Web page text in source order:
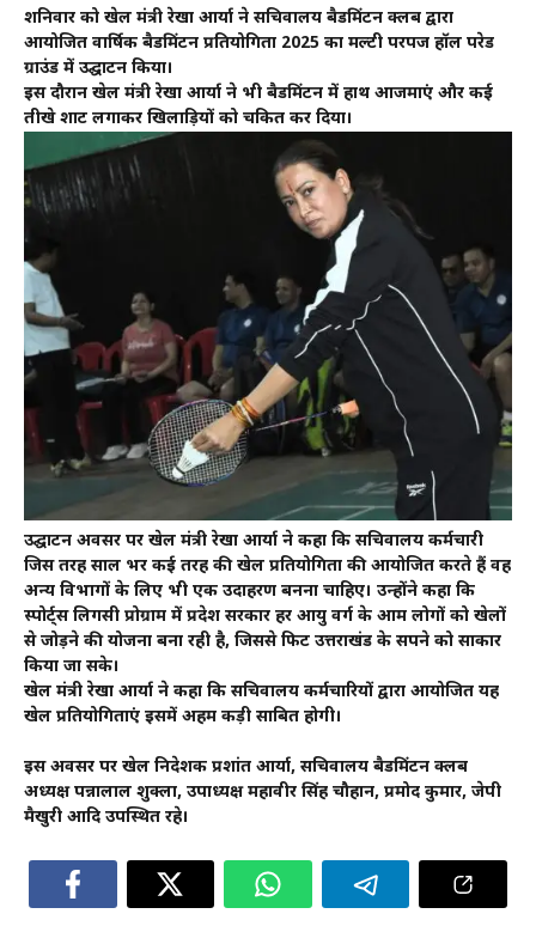
शनिवार को खेल मंत्री रेखा आर्या ने सचिवालय बैडमिंटन क्लब द्वारा
आयोजित वार्षिक बैडमिंटन प्रतियोगिता 2025 का मल्टी परपज हॉल परेड
ग्राउंड में उद्घाटन किया।
इस दौरान खेल मंत्री रेखा आर्या ने भी बैडमिंटन में हाथ आजमाएं और कई
तीखे शाट लगाकर खिलाड़ियों को चकित कर दिया।
उद्घाटन अवसर पर खेल मंत्री रेखा आर्या ने कहा कि सचिवालय कर्मचारी
जिस तरह साल भर कई तरह की खेल प्रतियोगिता की आयोजित करते हैं वह
अन्य विभागों के लिए भी एक उदाहरण बनना चाहिए। उन्होंने कहा कि
स्पोर्ट्स लिगसी प्रोग्राम में प्रदेश सरकार हर आयु वर्ग के आम लोगों को खेलों
से जोड़ने की योजना बना रही है, जिससे फिट उत्तराखंड के सपने को साकार
किया जा सके।
खेल मंत्री रेखा आर्या ने कहा कि सचिवालय कर्मचारियों द्वारा आयोजित यह
खेल प्रतियोगिताएं इसमें अहम कड़ी साबित होगी।
इस अवसर पर खेल निदेशक प्रशांत आर्या, सचिवालय बैडमिंटन क्लब
अध्यक्ष पन्नालाल शुक्ला, उपाध्यक्ष महावीर सिंह चौहान, प्रमोद कुमार, जेपी
मैखुरी आदि उपस्थित रहे।